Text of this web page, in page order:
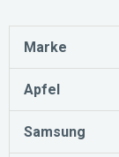
Marke
Apfel
Samsung